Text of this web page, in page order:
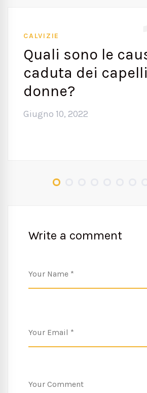
CALVIZIE
Quali sono le
caduta dei
donne?
Giugno 10, 2022
Write a comment